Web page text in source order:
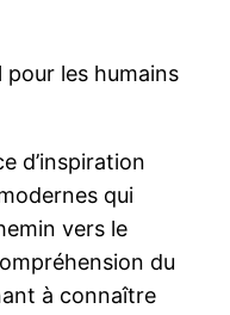
les humains
d’inspiration
qui
vers le
du
à connaître